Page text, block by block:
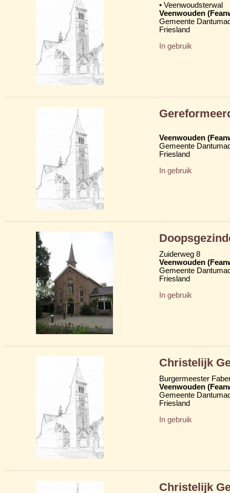
• Veenwoudsterwal
Veenwouden
Gemeente
Friesland
In gebruik
Veenwouden
Gemeente
Friesland
In gebruik
Zuiderweg 8
Veenwouden
Gemeente
Friesland
In gebruik
Christelijk
Burgermeester
Veenwouden
Gemeente
Friesland
In gebruik
Christelijk